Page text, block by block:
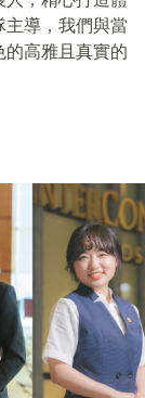
導，我們與當
高雅且真實的